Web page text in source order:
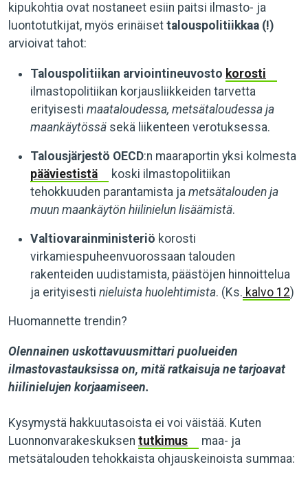
kipukohtia ovat nostaneet esiin paitsi ilmasto- ja
luontotutkijat, myös erinäiset talouspolitiikkaa (!)
arvioivat tahot:
Talouspolitiikan arviointineuvosto korosti
ilmastopolitiikan korjausliikkeiden tarvetta
erityisesti maataloudessa, metsätaloudessa ja
maankäytössä sekä liikenteen verotuksessa.
Talousjärjestö OECD:n maaraportin yksi kolmesta
pääviestistä
koski ilmastopolitiikan
tehokkuuden parantamista ja metsätalouden ja
muun maankäytön hiilinielun lisäämistä.
Valtiovarainministeriö korosti
virkamiespuheenvuorossaan talouden
rakenteiden uudistamista, päästöjen hinnoittelua
ja erityisesti nieluista huolehtimista. (Ks. kalvo 12)
Huomannette trendin?
Olennainen uskottavuusmittari puolueiden
ilmastovastauksissa on, mitä ratkaisuja ne tarjoavat
hiilinielujen korjaamiseen.
Kysymystä hakkuutasoista ei voi väistää. Kuten
Luonnonvarakeskuksen tutkimus
maa- ja
metsätalouden tehokkaista ohjauskeinoista summaa: